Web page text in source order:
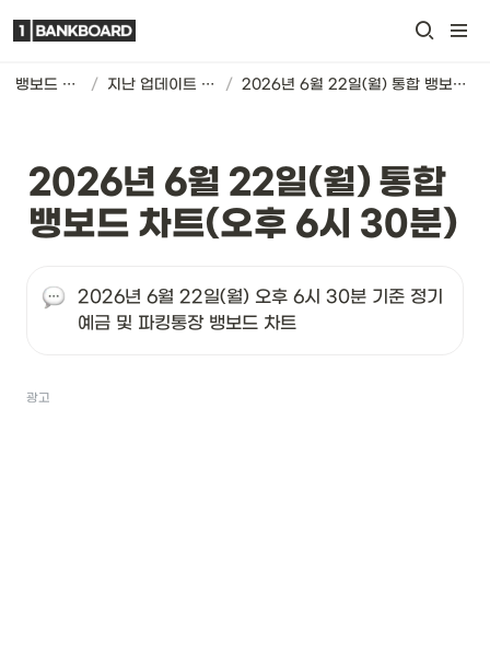
뱅보드 차트 / 지난 업데이트 기록 / 2026년 6월 22일(월) 통합 뱅보드 차트(오후 6시 30분)
2026년 6월 22일(월) 통합
뱅보드 차트(오후 6시 30분)
2026년 6월 22일(월) 오후 6시 30분 기준 정기
예금 및 파킹통장 뱅보드 차트
광고